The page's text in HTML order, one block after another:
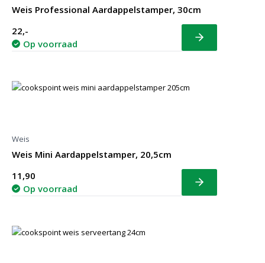
Weis Professional Aardappelstamper, 30cm
22,-
Op voorraad
Bekijk
Weis
Weis Mini Aardappelstamper, 20,5cm
11,90
Op voorraad
Bekijk